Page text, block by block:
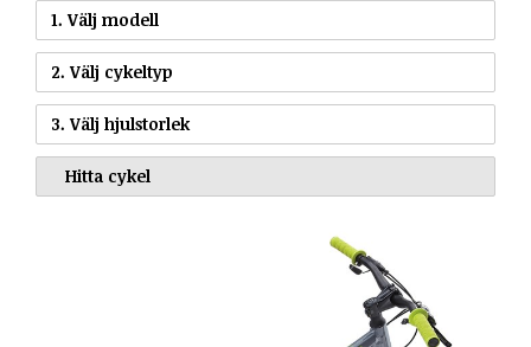
1. Välj modell
2. Välj cykeltyp
3. Välj hjulstorlek